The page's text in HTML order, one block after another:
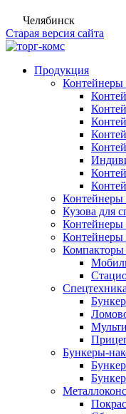
Челябинск
Старая версия сайта
Продукция
Контейнеры
Кузова для
Контейнеры
Компакторы
Спецтехника
Бункеры-